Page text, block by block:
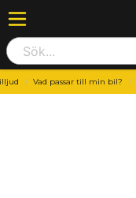
Vad passar till min bil?